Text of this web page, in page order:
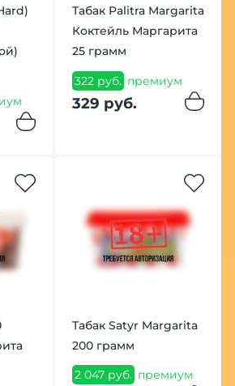
Табак Palitra Margarita
Коктейль Маргарита
25 грамм
322 руб. премиум
329 руб.
Табак Satyr Margarita
200 грамм
2 047 руб. премиум